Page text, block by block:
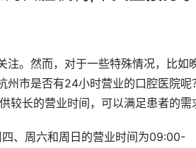
注。然而，对于一些特殊情况，比如
市是否有24小时营业的口腔医院呢
长的营业时间，可以满足患者的需